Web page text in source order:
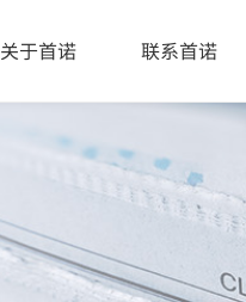
关于首诺 联系首诺